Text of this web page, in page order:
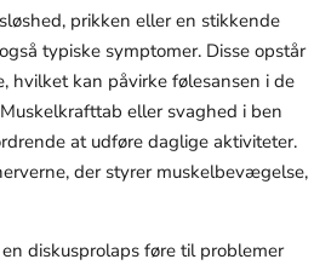
prikken eller en stikkende
typiske symptomer. Disse opstår
hvilket kan påvirke følesansen i de
eller svaghed i ben
at udføre daglige aktiviteter.
der styrer muskelbevægelse,
diskusprolaps føre til problemer